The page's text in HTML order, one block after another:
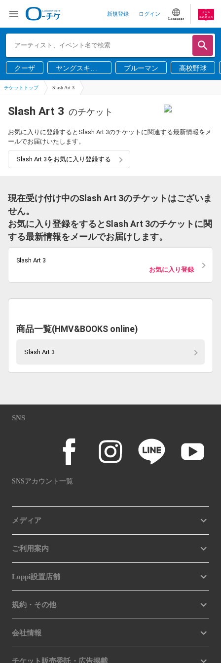
新規登録 ログイン
Language
クーザ
ヤングスキニ
ー
ブルーマン 高校野球
チケットトップ Slash Art 3
Slash Art 3 のチケット
お気に入りに登録するとSlash Art 3のチケットに関連する最新情報をメ
ールでお届けいたします。
Slash Art 3をお気に入り登録する
現在受け付け中のSlash Art 3のチケットはございま
せん。
お気に入り登録をするとSlash Art 3のチケットに関
する最新情報をメールでお届けします。
Slash Art 3
お気に入り登録
商品一覧(HMV&BOOKS online)
Slash Art 3
SNS
SNSアカウント一覧
メディア
ご利用案内
Loppi設置店舗
規約・その他
会社情報
チケット販売委託・広告掲載